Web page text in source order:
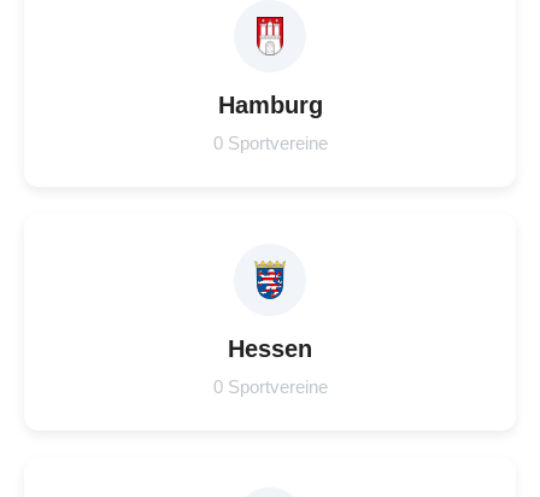
Hamburg
0 Sportvereine
Hessen
0 Sportvereine